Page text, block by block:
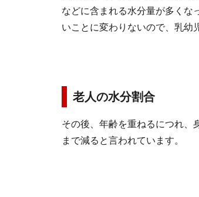
などに含まれる水分量が多くな
いことに変わりないので、乳幼
老人の水分割合
その後、年齢を重ねるにつれ、
まで減ると言われています。